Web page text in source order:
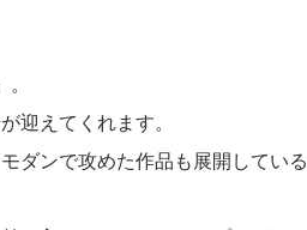
迎えてくれます。
ダンで攻めた作品も展開している